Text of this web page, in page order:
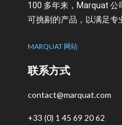
100 多年来，Marquat 公
可挑剔的产品，以满足专
MARQUAT 网站
联系方式
contact@marquat.com
+33 (0) 1 45 69 20 62